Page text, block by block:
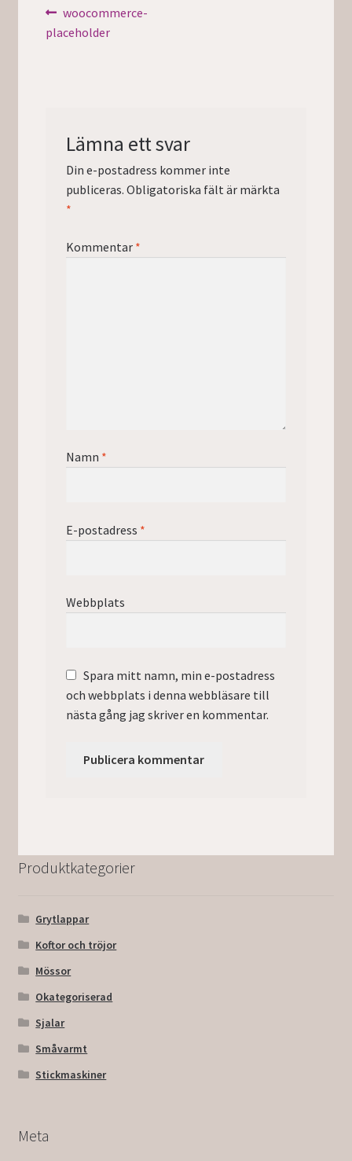
Inläggsnavigering
Föregående
inlägg:
woocommerce-
placeholder
Lämna ett svar
Din e-postadress kommer inte
publiceras. Obligatoriska fält är märkta
*
Kommentar *
Namn *
E-postadress *
Webbplats
Spara mitt namn, min e-postadress
och webbplats i denna webbläsare till
nästa gång jag skriver en kommentar.
Produktkategorier
Grytlappar
Koftor och tröjor
Mössor
Okategoriserad
Sjalar
Småvarmt
Stickmaskiner
Meta